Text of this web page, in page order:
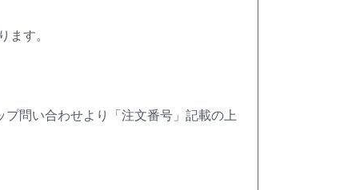
す。
問い合わせより「注文番号」記載の上